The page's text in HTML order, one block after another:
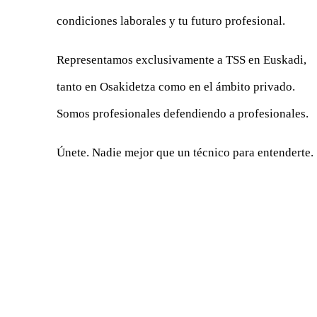
condiciones laborales y tu futuro profesional.
Representamos exclusivamente a TSS en Euskadi,
tanto en Osakidetza como en el ámbito privado.
Somos profesionales defendiendo a profesionales.
Únete. Nadie mejor que un técnico para entenderte.